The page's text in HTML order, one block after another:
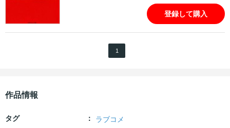
登録して購入
1
作品情報
タグ ラブコメ